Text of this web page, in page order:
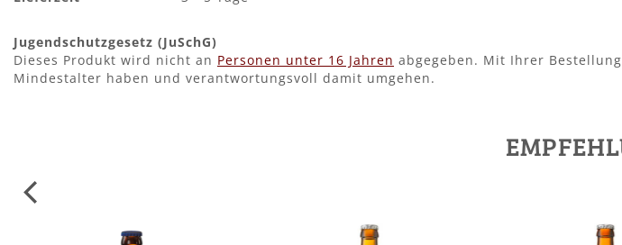
Jugendschutzgesetz (JuSchG)
Dieses Produkt wird nicht an Personen unter 16 Jahren abgegeben. Mit Ihrer
Mindestalter haben und verantwortungsvoll damit umgehen.